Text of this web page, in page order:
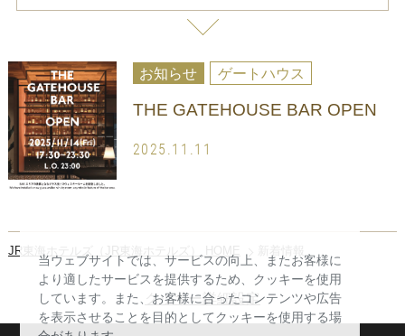
お知らせ ゲートハウス
THE GATEHOUSE BAR OPEN
2025.11.11
JR東海ホテルズ（JR東海ホテルズ） HOME
クッキー詳細設定
当ウェブサイトでは、サービスの向上、またお客様に
より適したサービスを提供するため、クッキーを使用
しています。また、お客様に合ったコンテンツや広告
を表示させることを目的としてクッキーを使用する場